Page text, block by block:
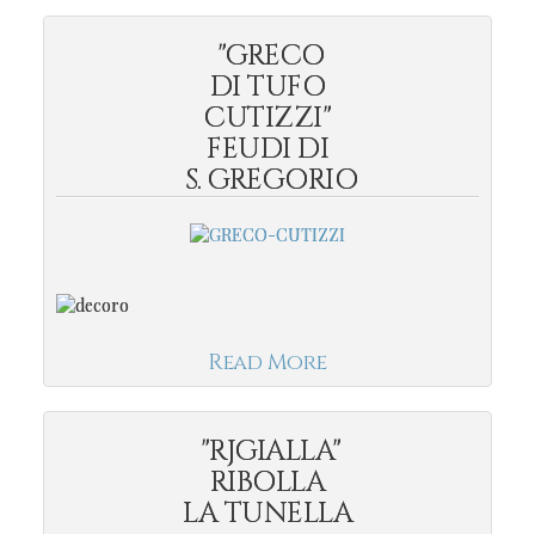
"GRECO
DI TUFO
CUTIZZI"
FEUDI DI
S. GREGORIO
Read More
"RJGIALLA"
RIBOLLA
LA TUNELLA